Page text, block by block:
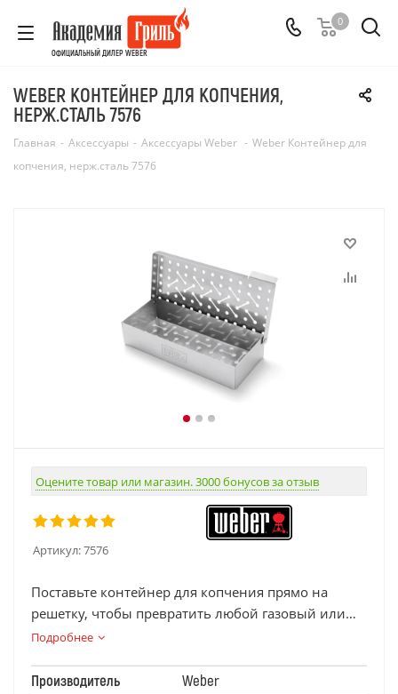
ОФИЦИАЛЬНЫЙ ДИЛЕР WEBER
0
WEBER КОНТЕЙНЕР ДЛЯ КОПЧЕНИЯ,
НЕРЖ.СТАЛЬ 7576
Главная - Аксессуары - Аксессуары Weber - Weber Контейнер для
копчения, нерж.сталь 7576
Оцените товар или магазин. 3000 бонусов за отзыв
Артикул:7576
Поставьте контейнер для копчения прямо на
решетку, чтобы превратить любой газовый или
угольный гриль в коптильню, чтобы придать мясу
дуба или вишневого дерева.
Подробнее
Производитель
Weber